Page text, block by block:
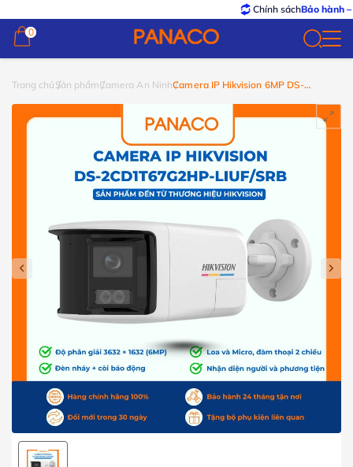
Chính sáchBảo hành – Đổi trả
0
0
Trang chủ Sản phẩmCamera An NinhCamera IP Hikvision 6MP DS-